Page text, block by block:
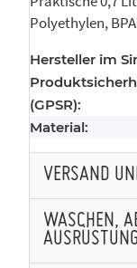
Polyethylen,
Hersteller im
(GPSR):
Material:
VERSAND
WASCHEN,